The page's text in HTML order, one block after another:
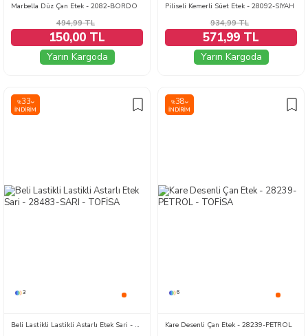
Marbella Düz Çan Etek - 2082-BORDO
494,99TL
150,00 TL
Yarın Kargoda
Piliseli Kemerli Süet Etek - 28092-SIYAH
934,99TL
571,99 TL
Yarın Kargoda
%33
İNDIRIM
3
Beli Lastikli Lastikli Astarlı Etek Sari - 28483-SARI
%38
İNDIRIM
6
Kare Desenli Çan Etek - 28239-PETROL